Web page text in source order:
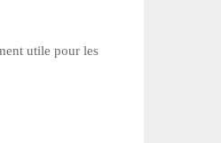
utile pour les